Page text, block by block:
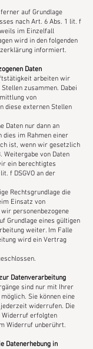
auf Grundlage
nach Art. 6 Abs. 1 lit. f
im Einzelfall
wird in den folgenden
informiert.
Daten
arbeiten wir
zusammen. Dabei
von
diese externen Stellen
Daten nur dann an
dies im Rahmen einer
ist, wenn wir gesetzlich
Weitergabe von Daten
ein berechtigtes
f DSGVO an der
Rechtsgrundlage die
Einsatz von
personenbezogene
Grundlage eines gültigen
weiter. Im Falle
wird ein Vertrag
Datenverarbeitung
sind nur mit Ihrer
Sie können eine
widerrufen. Die
Widerruf erfolgten
Widerruf unberührt.
Datenerhebung in